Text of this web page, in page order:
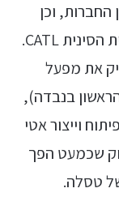
וכן
מההסכם המקביל של טסלה עם הספקית הסינית CATL.
את מפעל
בנבדה),
וייצור אטי
שכמעט הפך
טסלה.